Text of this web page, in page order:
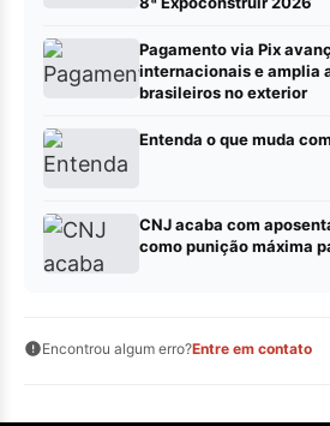
Pagamento via Pix
internacionais e amplia
brasileiros no exterior
Entenda o que muda
CNJ acaba com
como punição máxima
Encontrou algum erro?Entre em contato